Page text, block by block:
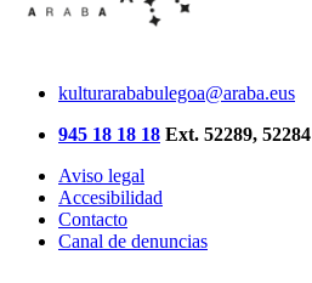
kulturarababulegoa@araba.eus
945 18 18 18 Ext. 52289, 52284
Aviso legal
Accesibilidad
Contacto
Canal de denuncias